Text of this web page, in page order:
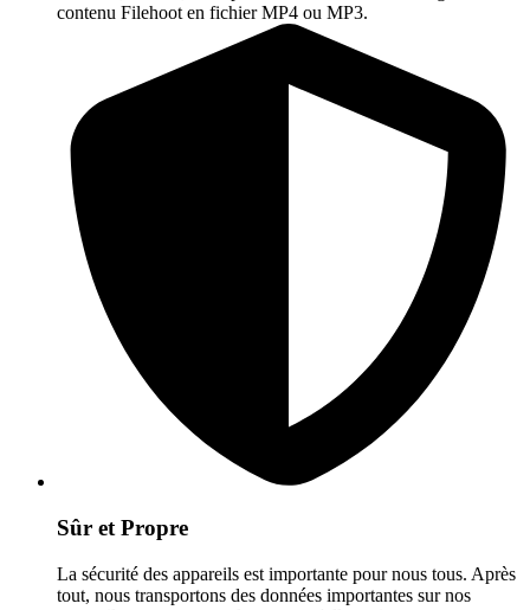
contenu Filehoot en fichier MP4 ou MP3.
Sûr et Propre
La sécurité des appareils est importante pour nous tous. Après
tout, nous transportons des données importantes sur nos